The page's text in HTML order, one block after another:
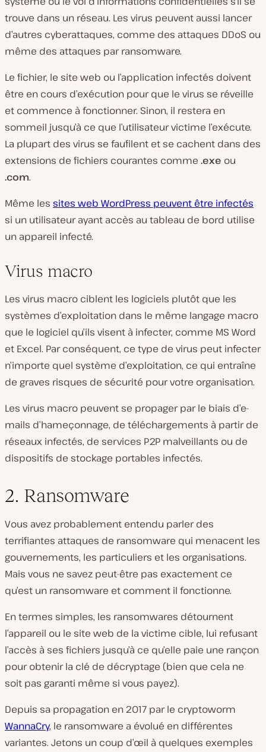
trouve dans un réseau. Les virus peuvent aussi lancer
d’autres cyberattaques, comme des attaques DDoS ou
même des attaques par ransomware.
Le fichier, le site web ou l’application infectés doivent
être en cours d’exécution pour que le virus se réveille
et commence à fonctionner. Sinon, il restera en
sommeil jusqu’à ce que l’utilisateur victime l’exécute.
La plupart des virus se faufilent et se cachent dans des
extensions de fichiers courantes comme .exe ou
.com.
Même les sites web WordPress peuvent être infectés
si un utilisateur ayant accès au tableau de bord utilise
un appareil infecté.
Virus macro
Les virus macro ciblent les logiciels plutôt que les
systèmes d’exploitation dans le même langage macro
que le logiciel qu’ils visent à infecter, comme MS Word
et Excel. Par conséquent, ce type de virus peut infecter
n’importe quel système d’exploitation, ce qui entraîne
de graves risques de sécurité pour votre organisation.
Les virus macro peuvent se propager par le biais d’e-
mails d’hameçonnage, de téléchargements à partir de
réseaux infectés, de services P2P malveillants ou de
dispositifs de stockage portables infectés.
2. Ransomware
Vous avez probablement entendu parler des
terrifiantes attaques de ransomware qui menacent les
gouvernements, les particuliers et les organisations.
Mais vous ne savez peut-être pas exactement ce
qu’est un ransomware et comment il fonctionne.
En termes simples, les ransomwares détournent
l’appareil ou le site web de la victime cible, lui refusant
l’accès à ses fichiers jusqu’à ce qu’elle paie une rançon
pour obtenir la clé de décryptage (bien que cela ne
soit pas garanti même si vous payez).
Depuis sa propagation en 2017 par le cryptoworm
WannaCry, le ransomware a évolué en différentes
variantes. Jetons un coup d’œil à quelques exemples